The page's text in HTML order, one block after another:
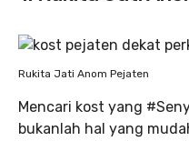
Rukita Jati Anom Pejaten
Mencari kost yang
bukanlah hal yang